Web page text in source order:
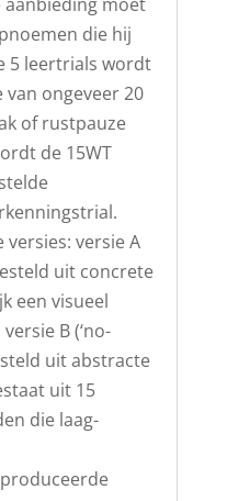
die hij
5 leertrials wordt
ongeveer 20
of rustpauze
de 15WT
versie A
uit concrete
een visueel
B (‘no-
uit abstracte
uit 15
die laag-